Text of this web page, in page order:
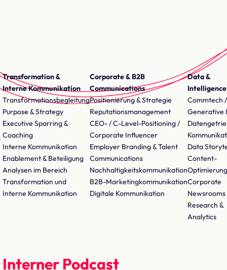
Transformation &
Interne Kommunikation
Transformationsbegleitung
Purpose & Strategy
Executive Sparring &
Coaching
Interne Kommunikation
Enablement & Beteiligung
Analysen im Bereich
Transformation und
Interne Kommunikation
Corporate & B2B
Communications
Positionierung & Strategie
Reputationsmanagement
CEO- / C-Level-Positioning /
Corporate Influencer
Employer Branding & Talent
Communications
Nachhaltigkeitskommunikation
B2B-Marketingkommunikation
Digitale Kommunikation
Data &
Intelligence
Commtech /
Generative
Data
Content-
Optimierung
Corporate
Newsrooms
Research &
Analytics
Interner Podcast